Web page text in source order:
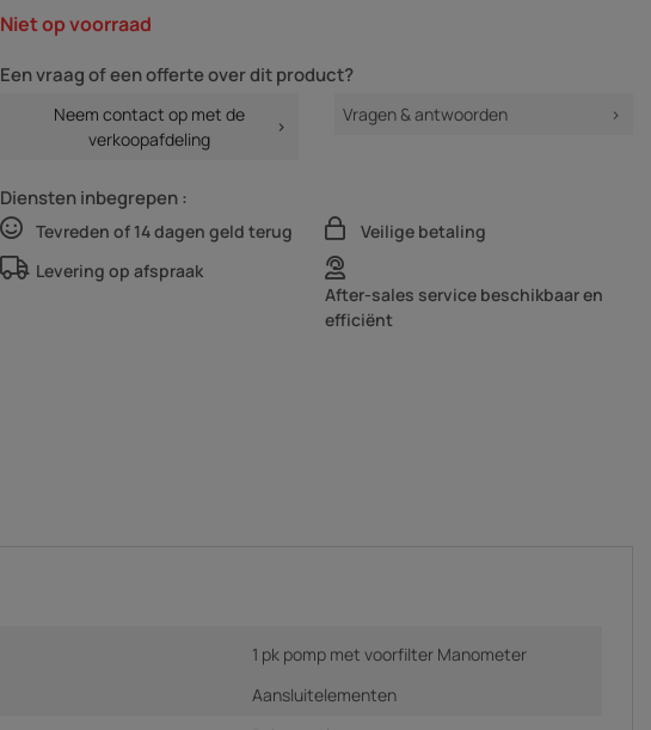
Niet op voorraad
Een vraag of een offerte over dit product?
Neem contact op met de
verkoopafdeling
Vragen & antwoorden
Diensten inbegrepen :
Tevreden of 14 dagen geld terug
Veilige betaling
Levering op afspraak
After-sales service beschikbaar en
efficiënt
1 pk pomp met voorfilter Manometer
Aansluitelementen